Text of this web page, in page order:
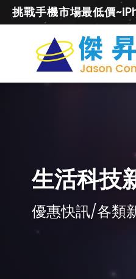
挑戰手機市場最低價
生活科技
優惠快訊/各類